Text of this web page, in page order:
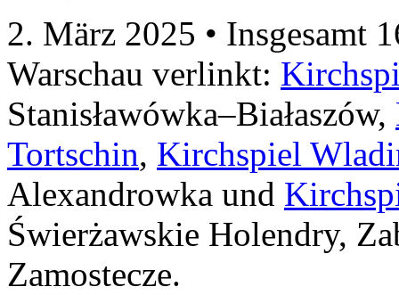
2. März 2025 • Insgesamt
Warschau verlinkt:
Stanisławówka–Białaszów,
Tortschin, Kirchspiel
Alexandrowka und
Świerżawskie Holendry,
Zamostecze.